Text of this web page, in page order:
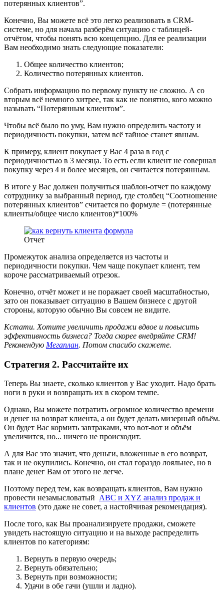
потерянных клиентов”.
Конечно, Вы можете всё это легко реализовать в CRM-
системе, но для начала разберём ситуацию с таблицей-
отчётом, чтобы понять всю концепцию. Для ее реализации
Вам необходимо знать следующие показатели:
Общее количество клиентов;
Количество потерянных клиентов.
Собрать информацию по первому пункту не сложно. А со
вторым всё немного хитрее, так как не понятно, кого можно
называть “Потерянным клиентом”.
Чтобы всё было по уму, Вам нужно определить частоту и
периодичность покупки, затем всё тайное станет явным.
К примеру, клиент покупает у Вас 4 раза в год с
периодичностью в 3 месяца. То есть если клиент не совершал
покупку через 4 и более месяцев, он считается потерянным.
В итоге у Вас должен получиться шаблон-отчет по каждому
сотруднику за выбранный период, где столбец “Соотношение
потерянных клиентов” считается по формуле = (потерянные
клиенты/общее число клиентов)*100%
Отчет
Промежуток анализа определяется из частоты и
периодичности покупки. Чем чаще покупает клиент, тем
короче рассматриваемый отрезок.
Конечно, отчёт может и не поражает своей масштабностью,
зато он показывает ситуацию в Вашем бизнесе с другой
стороны, которую обычно Вы совсем не видите.
Кстати. Хотите увеличить продажи вдвое и повысить
эффективность бизнеса? Тогда скорее внедряйте CRM!
Рекомендую Мегаплан. Потом спасибо скажете.
Стратегия 2. Рассчитайте их
Теперь Вы знаете, сколько клиентов у Вас уходит. Надо брать
ноги в руки и возвращать их в скором темпе.
Однако, Вы можете потратить огромное количество времени
и денег на возврат клиента, а он будет делать мизерный объём.
Он будет Вас кормить завтраками, что вот-вот и объём
увеличится, но... ничего не происходит.
А для Вас это значит, что деньги, вложенные в его возврат,
так и не окупились. Конечно, он стал гораздо лояльнее, но в
плане денег Вам от этого не легче.
Поэтому перед тем, как возвращать клиентов, Вам нужно
провести незамысловатый ABC и XYZ анализ продаж и
клиентов (это даже не совет, а настойчивая рекомендация).
После того, как Вы проанализируете продажи, сможете
увидеть настоящую ситуацию и на выходе распределить
клиентов по категориям:
Вернуть в первую очередь;
Вернуть обязательно;
Вернуть при возможности;
Удачи в обе гачи (ушли и ладно).